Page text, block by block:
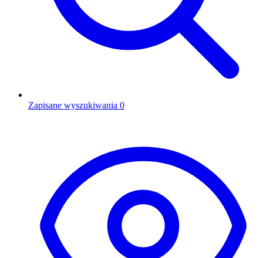
Zapisane wyszukiwania 0